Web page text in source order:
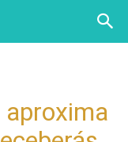
aproxima